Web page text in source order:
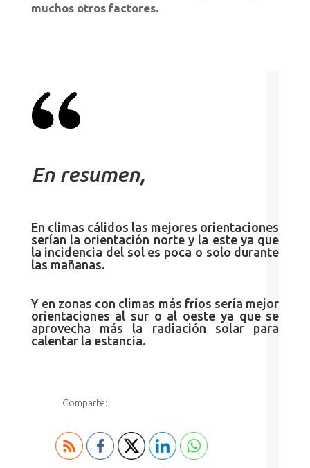
muchos otros factores.
En resumen,
En climas cálidos las mejores orientaciones
serían la orientación norte y la este ya que
la incidencia del sol es poca o solo durante
las mañanas.
Y en zonas con climas más fríos sería mejor
orientaciones al sur o al oeste ya que se
aprovecha más la radiación solar para
calentar la estancia.
Comparte: